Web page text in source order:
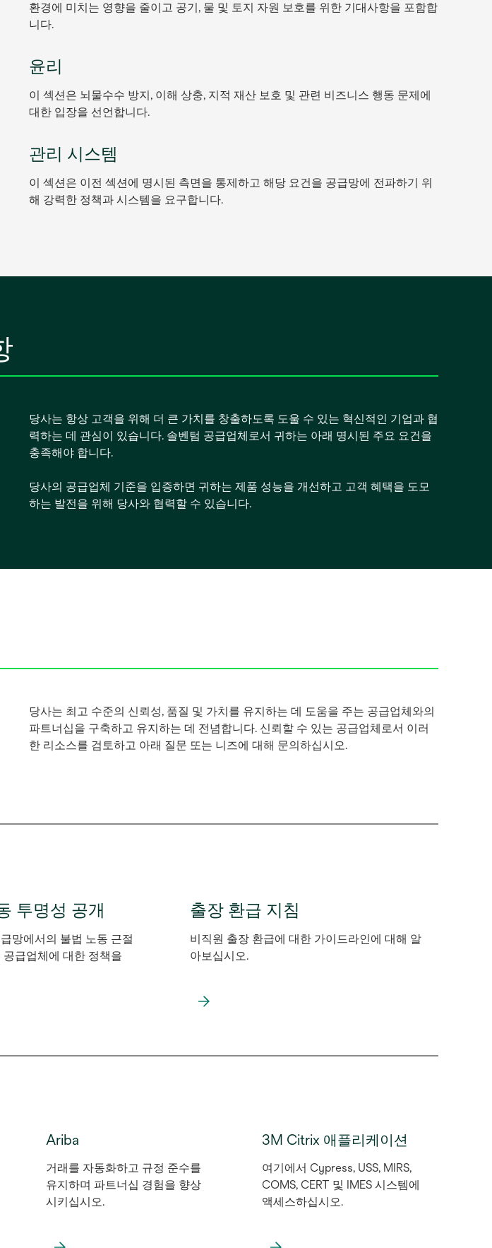
환경에 미치는 영향을 줄이고 공기, 물 및 토지 자원 보호를 위한 기대사항을 포함합
니다.
윤리
이 섹션은 뇌물수수 방지, 이해 상충, 지적 재산 보호 및 관련 비즈니스 행동 문제에
대한 입장을 선언합니다.
관리 시스템
이 섹션은 이전 섹션에 명시된 측면을 통제하고 해당 요건을 공급망에 전파하기 위
해 강력한 정책과 시스템을 요구합니다.
당사는 항상 고객을 위해 더 큰 가치를 창출하도록 도울 수 있는 혁신적인 기업과 협
력하는 데 관심이 있습니다. 솔벤텀 공급업체로서 귀하는 아래 명시된 주요 요건을
충족해야 합니다.
당사의 공급업체 기준을 입증하면 귀하는 제품 성능을 개선하고 고객 혜택을 도모
하는 발전을 위해 당사와 협력할 수 있습니다.
당사는 최고 수준의 신뢰성, 품질 및 가치를 유지하는 데 도움을 주는 공급업체와의
파트너십을 구축하고 유지하는 데 전념합니다. 신뢰할 수 있는 공급업체로서 이러
한 리소스를 검토하고 아래 질문 또는 니즈에 대해 문의하십시오.
투명성 공개
망에서의 불법 노동 근절
급업체에 대한 정책을
출장 환급 지침
비직원 출장 환급에 대한 가이드라인에 대해 알
아보십시오.
Ariba
거래를 자동화하고 규정 준수를
유지하며 파트너십 경험을 향상
시키십시오.
3M Citrix 애플리케이션
여기에서 Cypress, USS, MIRS,
COMS, CERT 및 IMES 시스템에
액세스하십시오.